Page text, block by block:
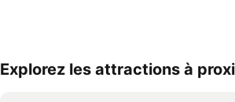
Explorez les attractions à